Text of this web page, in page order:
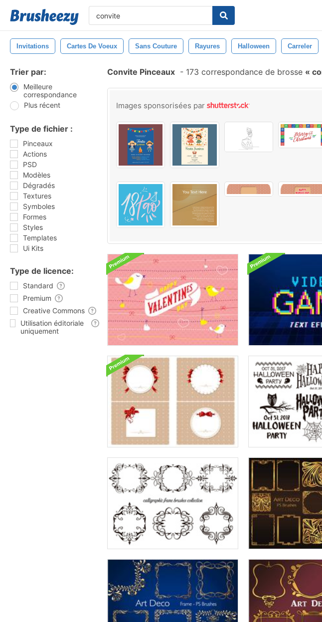
Invitations Cartes De Voeux Sans Couture Rayures Halloween Carreler
Trier par:
Meilleure
correspondance
Plus récent
Type de fichier :
Pinceaux
Actions
PSD
Modèles
Dégradés
Textures
Symboles
Formes
Styles
Templates
Ui Kits
Type de licence:
Standard
Premium
Creative Commons
Utilisation éditoriale
uniquement
Convite Pinceaux - 173 correspondance de brosse
Images sponsorisées par